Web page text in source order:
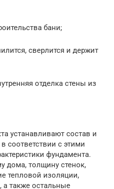
бани;
сверлится и держит
отделка стены из
устанавливают состав и
соответствии с этими
фундамента.
дома, толщину стенок,
тепловой изоляции,
а также остальные